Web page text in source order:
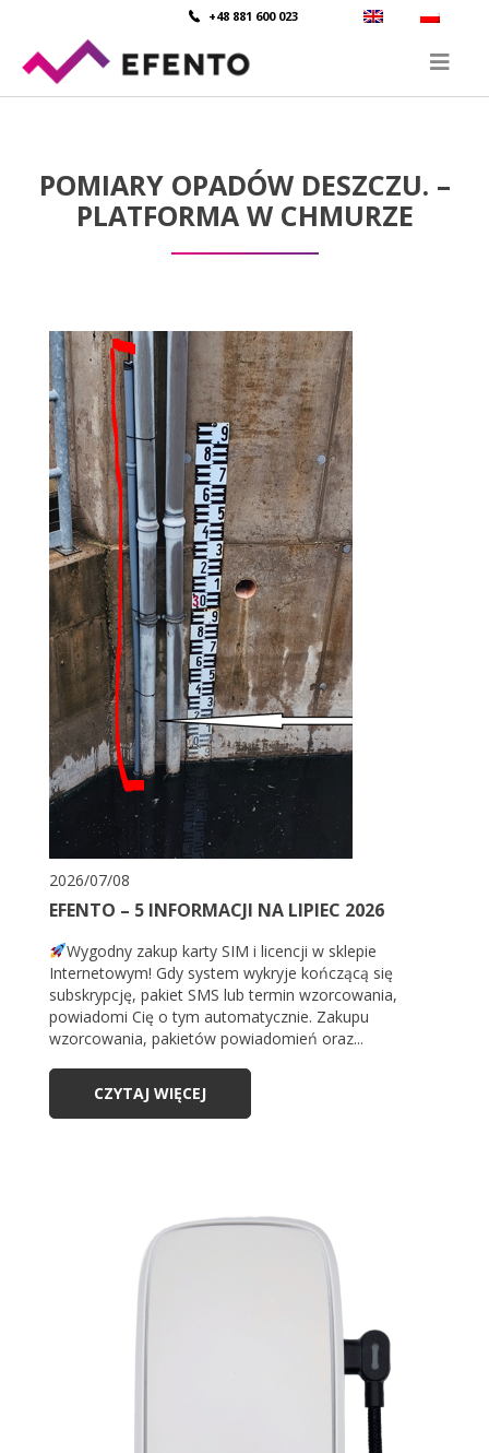
+48 881 600 023
POMIARY OPADÓW DESZCZU. –
PLATFORMA W CHMURZE
2026/07/08
EFENTO – 5 INFORMACJI NA LIPIEC 2026
Wygodny zakup karty SIM i licencji w sklepie
Internetowym! Gdy system wykryje kończącą się
subskrypcję, pakiet SMS lub termin wzorcowania,
powiadomi Cię o tym automatycznie. Zakupu
wzorcowania, pakietów powiadomień oraz...
CZYTAJ WIĘCEJ